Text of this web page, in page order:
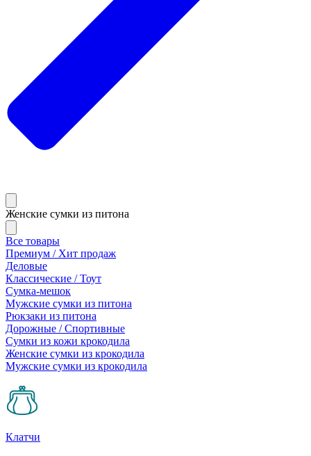
Женские сумки из питона
Все товары
Премиум / Хит продаж
Деловые
Классические / Тоут
Сумка-мешок
Мужские сумки из питона
Рюкзаки из питона
Дорожные / Спортивные
Сумки из кожи крокодила
Женские сумки из крокодила
Мужские сумки из крокодила
Клатчи